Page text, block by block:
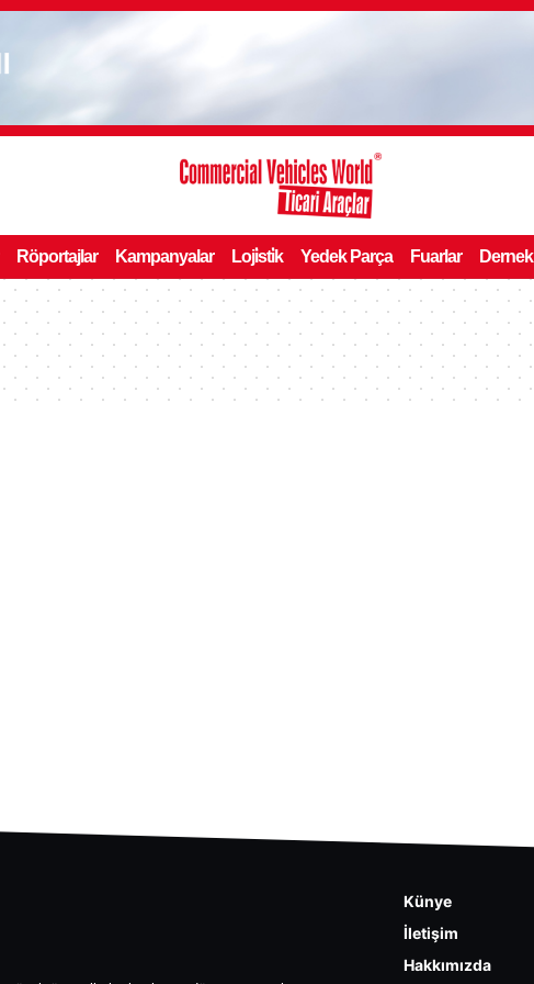
Röportajlar Kampanyalar Loji̇sti̇k Yedek Parça Fuarlar Dernek
Künye
İletişim
Hakkımızda